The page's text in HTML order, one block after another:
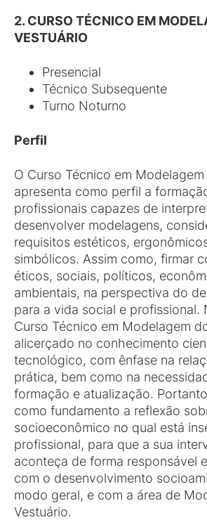
2. CURSO TÉCNICO EM
VESTUÁRIO
Presencial
Técnico Subsequente
Turno Noturno
Perfil
O Curso Técnico em
apresenta como perfil a
profissionais capazes de
desenvolver modelagens,
requisitos estéticos,
simbólicos. Assim como, firmar
éticos, sociais, políticos,
ambientais, na perspectiva do
para a vida social e profissional.
Curso Técnico em Modelagem
alicerçado no conhecimento
tecnológico, com ênfase na
prática, bem como na
formação e atualização.
como fundamento a reflexão
socioeconômico no qual está
profissional, para que a sua
aconteça de forma responsável
com o desenvolvimento
modo geral, e com a área de
Vestuário.